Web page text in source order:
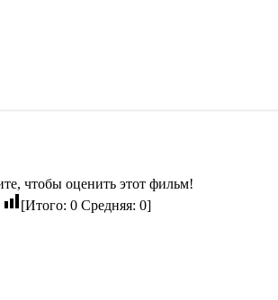
чтобы оценить этот фильм!
[Итого: 0Средняя: 0]